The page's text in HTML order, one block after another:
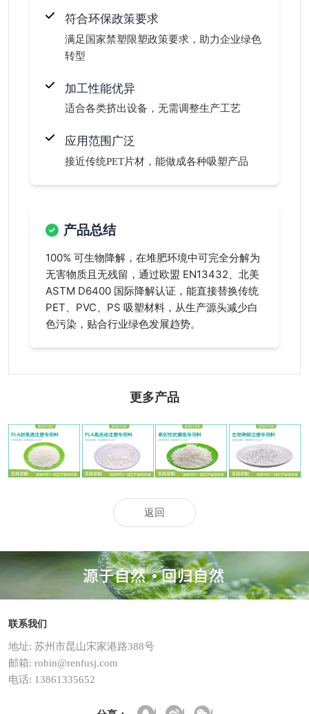
符合环保政策要求
满足国家禁塑限塑政策要求，助力企业绿色
转型
加工性能优异
适合各类挤出设备，无需调整生产工艺
应用范围广泛
接近传统PET片材，能做成各种吸塑产品
产品总结
100% 可生物降解，在堆肥环境中可完全分解为
无害物质且无残留，通过欧盟 EN13432、北美
ASTM D6400 国际降解认证，能直接替换传统
PET、PVC、PS 吸塑材料，从生产源头减少白
色污染，贴合行业绿色发展趋势。
更多产品
耐高温注塑专
用料
高流动注塑专
用料
高韧性吹膜级
专用料
生物降解注塑
专用料
返回
联系我们
地址: 苏州市昆山宋家港路388号
邮箱: robin@renfusj.com
电话: 13861335652